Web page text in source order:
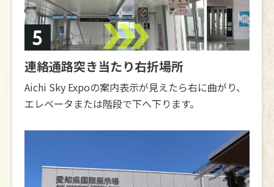
連絡通路突き当たり右折場所
Aichi Sky Expoの案内表示が見えたら右に曲がり、
エレベータまたは階段で下へ下ります。